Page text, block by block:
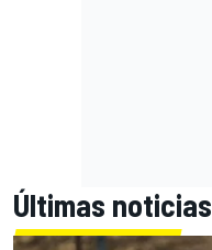
Últimas noticias